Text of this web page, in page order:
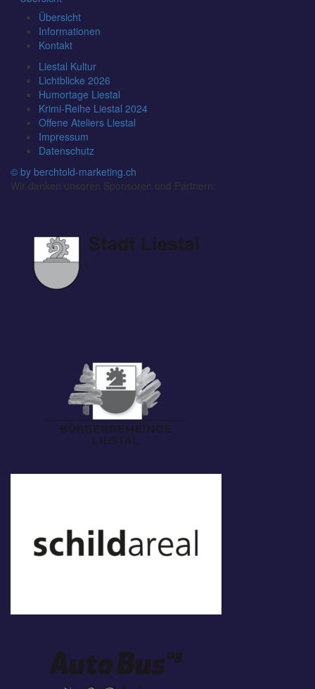
Übersicht
Informationen
Kontakt
Liestal Kultur
Lichtblicke 2026
Humortage Liestal
Krimi-Reihe Liestal 2024
Offene Ateliers Liestal
Impressum
Datenschutz
© by berchtold-marketing.ch
Wir danken unseren Sponsoren und Partnern: